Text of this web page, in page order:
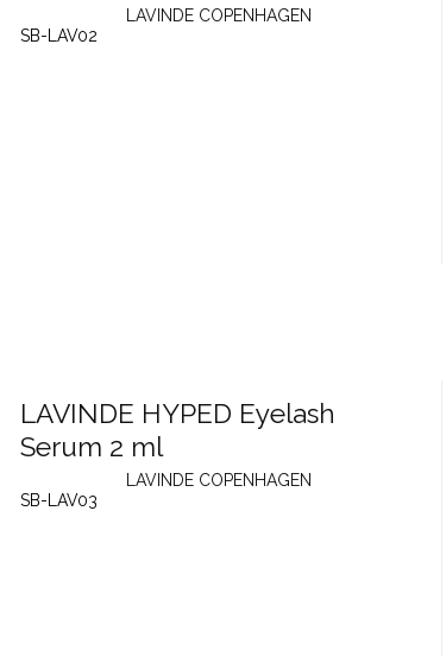
LAVINDE COPENHAGEN
SB-LAV02
LAVINDE HYPED Eyelash
Serum 2 ml
LAVINDE COPENHAGEN
SB-LAV03